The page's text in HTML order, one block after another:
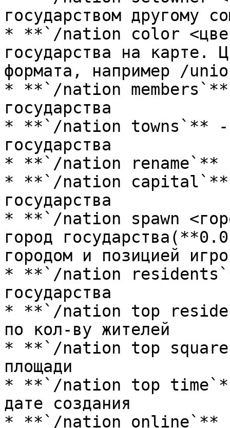
государством другому
* **`/nation color
государства на карте.
формата, например /
* **`/nation members`**
государства
* **`/nation towns`** -
государства
* **`/nation rename`** -
* **`/nation capital`** -
государства
* **`/nation spawn
город
городом и позицией
* **`/nation
государства
* **`/nation top
по кол-ву жителей
* **`/nation top
площади
* **`/nation top time`**
дате создания
* **`/nation online`** -